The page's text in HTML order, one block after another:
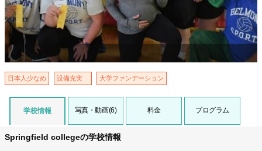
日本人少なめ 設備充実 大学ファンデーション
学校情報 写真・動画(6) 料金 プログラム
Springfield collegeの学校情報